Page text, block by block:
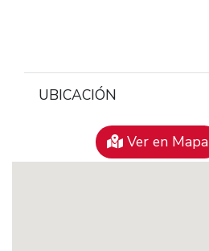
UBICACIÓN
Ver en Mapa